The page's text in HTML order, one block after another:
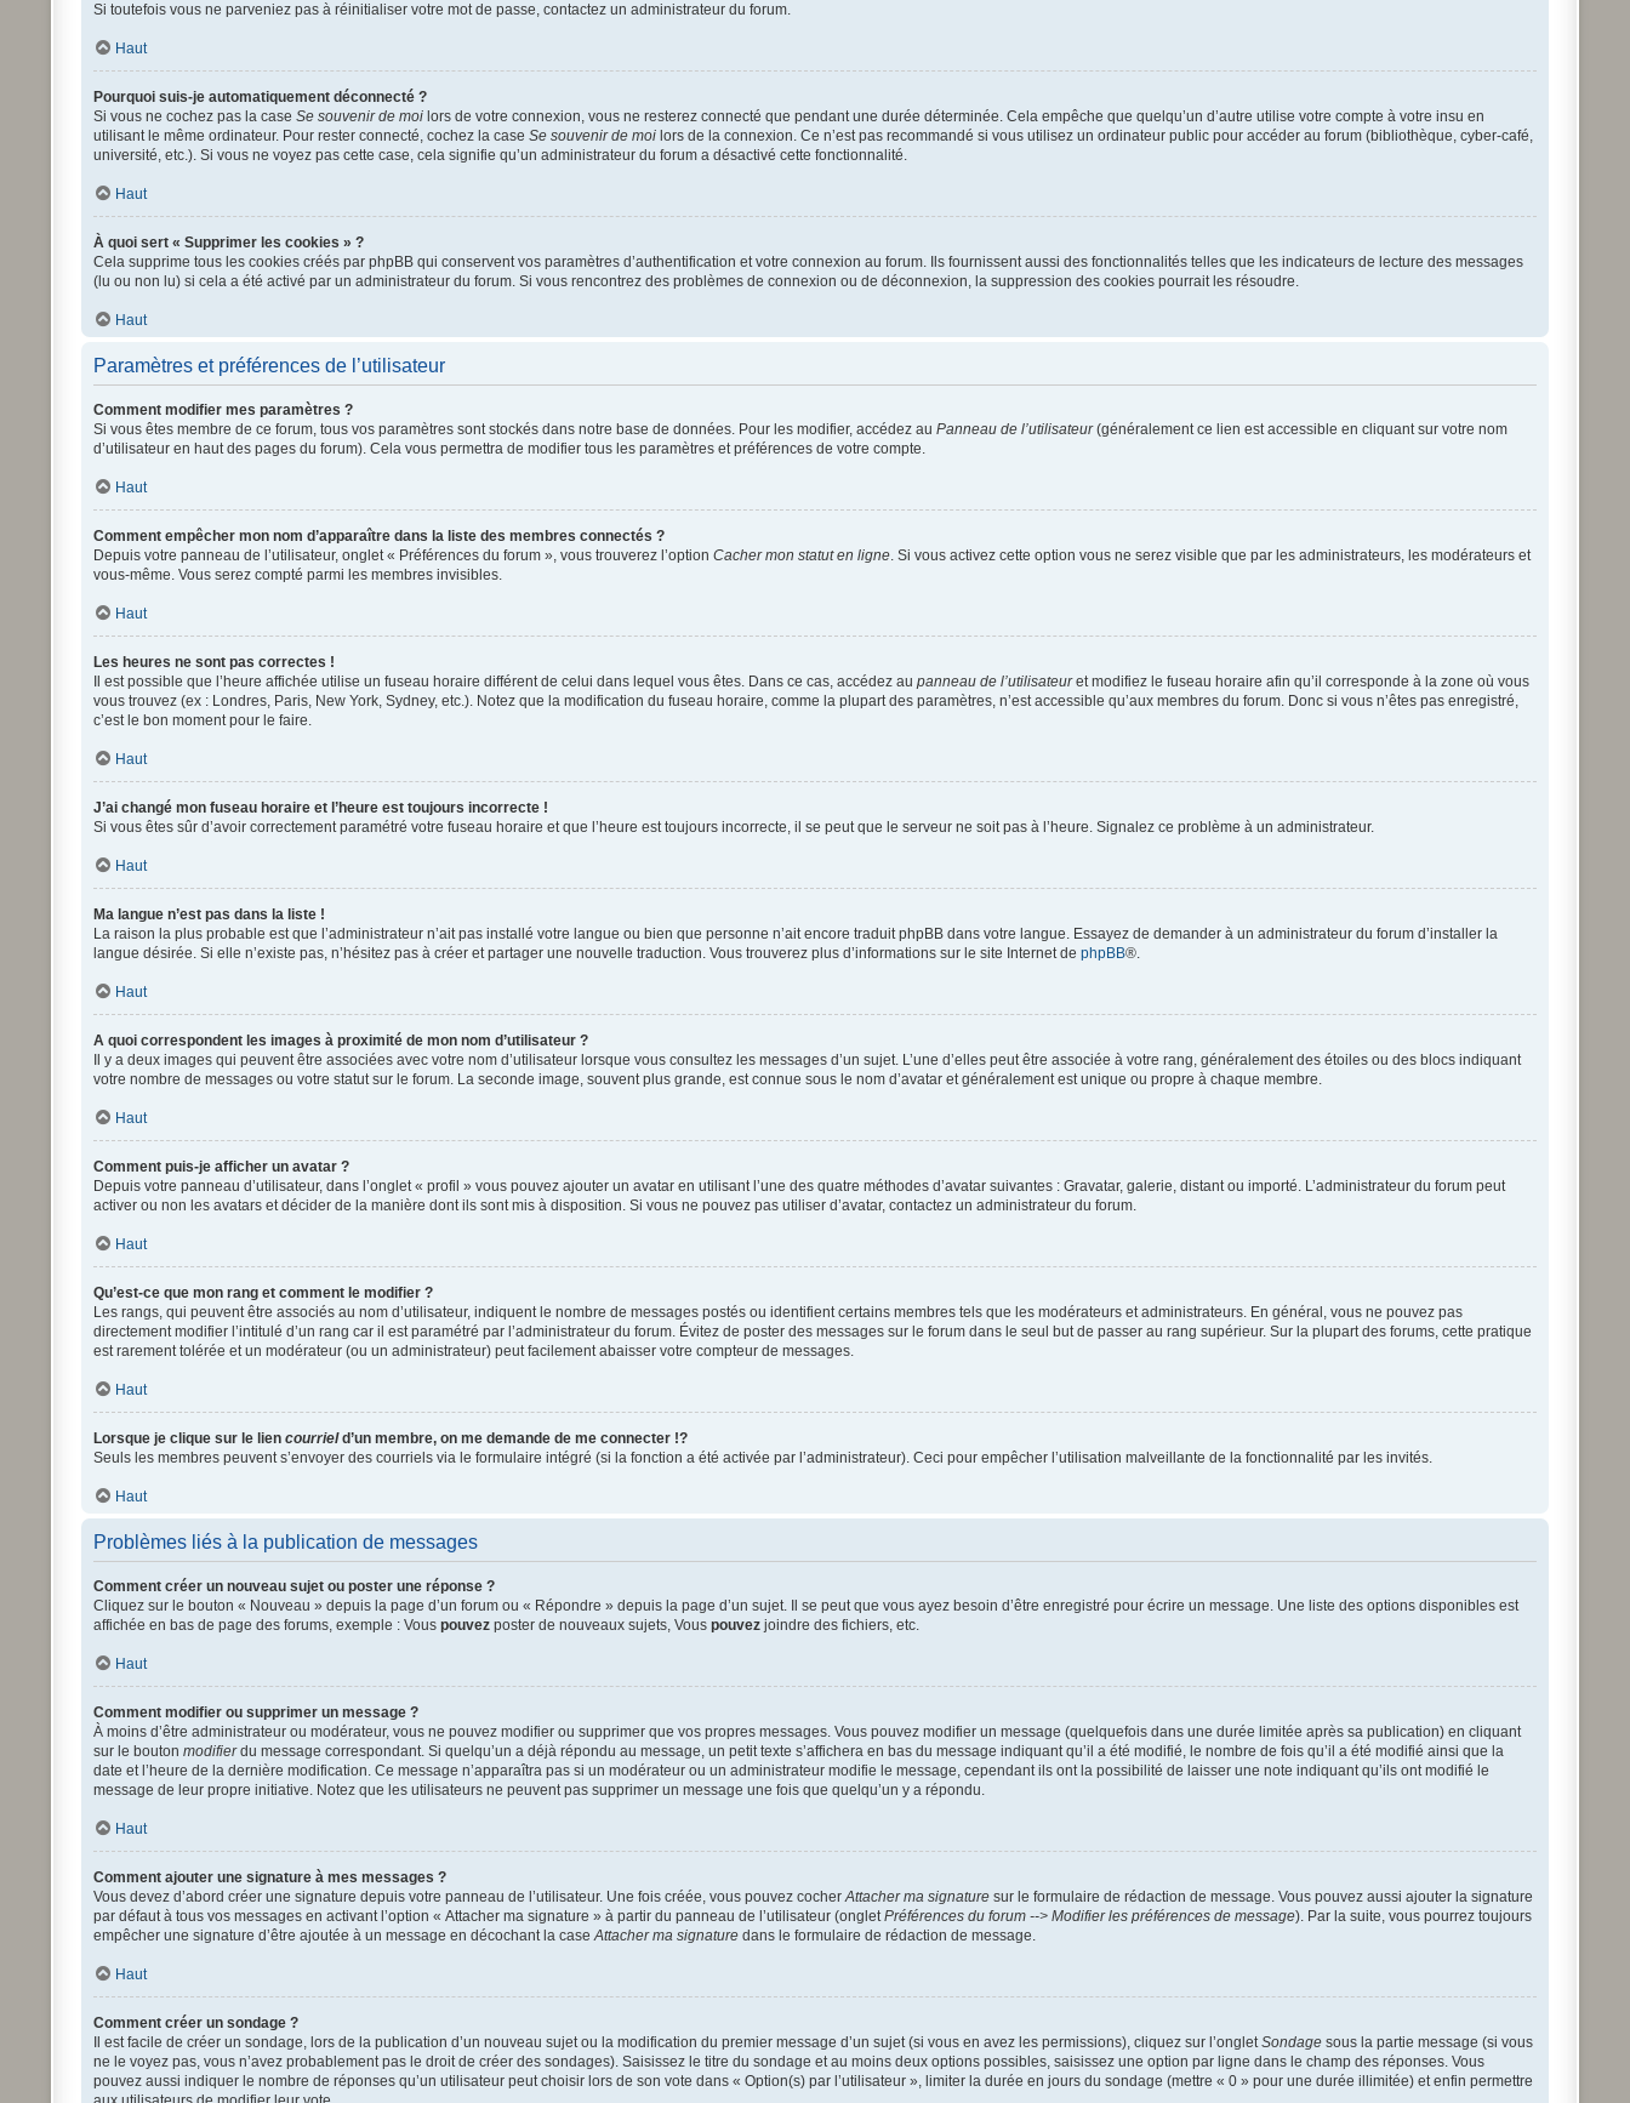
Si toutefois vous ne parveniez pas à réinitialiser votre mot de passe, contactez un administrateur du forum.
Haut
Pourquoi suis-je automatiquement déconnecté ?
Si vous ne cochez pas la caseSe souvenir de moi lors de votre connexion, vous ne resterez connecté que pendant une durée déterminée. Cela empêche que quelqu’un d’autre utilise votre compte à votre insu en
utilisant le même ordinateur. Pour rester connecté, cochez la caseSe souvenir de moi lors de la connexion. Ce n’est pas recommandé si vous utilisez un ordinateur public pour accéder au forum (bibliothèque, cyber-café,
université, etc.). Si vous ne voyez pas cette case, cela signifie qu’un administrateur du forum a désactivé cette fonctionnalité.
Haut
À quoi sert « Supprimer les cookies » ?
Cela supprime tous les cookies créés par phpBB qui conservent vos paramètres d’authentification et votre connexion au forum. Ils fournissent aussi des fonctionnalités telles que les indicateurs de lecture des messages
(lu ou non lu) si cela a été activé par un administrateur du forum. Si vous rencontrez des problèmes de connexion ou de déconnexion, la suppression des cookies pourrait les résoudre.
Haut
Paramètres et préférences de l’utilisateur
Comment modifier mes paramètres ?
Si vous êtes membre de ce forum, tous vos paramètres sont stockés dans notre base de données. Pour les modifier, accédez auPanneau de l’utilisateur(généralement ce lien est accessible en cliquant sur votre nom
d’utilisateur en haut des pages du forum). Cela vous permettra de modifier tous les paramètres et préférences de votre compte.
Haut
Comment empêcher mon nom d’apparaître dans la liste des membres connectés ?
Depuis votre panneau de l’utilisateur, onglet « Préférences du forum », vous trouverez l’optionCacher mon statut en ligne. Si vous activez cette option vous ne serez visible que par les administrateurs, les modérateurs et
vous-même. Vous serez compté parmi les membres invisibles.
Haut
Les heures ne sont pas correctes !
Il est possible que l’heure affichée utilise un fuseau horaire différent de celui dans lequel vous êtes. Dans ce cas, accédez aupanneau de l’utilisateuret modifiez le fuseau horaire afin qu’il corresponde à la zone où vous
vous trouvez (ex : Londres, Paris, New York, Sydney, etc.). Notez que la modification du fuseau horaire, comme la plupart des paramètres, n’est accessible qu’aux membres du forum. Donc si vous n’êtes pas enregistré,
c’est le bon moment pour le faire.
Haut
J’ai changé mon fuseau horaire et l’heure est toujours incorrecte !
Si vous êtes sûr d’avoir correctement paramétré votre fuseau horaire et que l’heure est toujours incorrecte, il se peut que le serveur ne soit pas à l’heure. Signalez ce problème à un administrateur.
Haut
Ma langue n’est pas dans la liste !
La raison la plus probable est que l’administrateur n’ait pas installé votre langue ou bien que personne n’ait encore traduit phpBB dans votre langue. Essayez de demander à un administrateur du forum d’installer la
langue désirée. Si elle n’existe pas, n’hésitez pas à créer et partager une nouvelle traduction. Vous trouverez plus d’informations sur le site Internet dephpBB®.
Haut
A quoi correspondent les images à proximité de mon nom d’utilisateur ?
Il y a deux images qui peuvent être associées avec votre nom d’utilisateur lorsque vous consultez les messages d’un sujet. L’une d’elles peut être associée à votre rang, généralement des étoiles ou des blocs indiquant
votre nombre de messages ou votre statut sur le forum. La seconde image, souvent plus grande, est connue sous le nom d’avatar et généralement est unique ou propre à chaque membre.
Haut
Comment puis-je afficher un avatar ?
Depuis votre panneau d’utilisateur, dans l’onglet « profil » vous pouvez ajouter un avatar en utilisant l’une des quatre méthodes d’avatar suivantes : Gravatar, galerie, distant ou importé. L’administrateur du forum peut
activer ou non les avatars et décider de la manière dont ils sont mis à disposition. Si vous ne pouvez pas utiliser d’avatar, contactez un administrateur du forum.
Haut
Qu’est-ce que mon rang et comment le modifier ?
Les rangs, qui peuvent être associés au nom d’utilisateur, indiquent le nombre de messages postés ou identifient certains membres tels que les modérateurs et administrateurs. En général, vous ne pouvez pas
directement modifier l’intitulé d’un rang car il est paramétré par l’administrateur du forum. Évitez de poster des messages sur le forum dans le seul but de passer au rang supérieur. Sur la plupart des forums, cette pratique
est rarement tolérée et un modérateur (ou un administrateur) peut facilement abaisser votre compteur de messages.
Haut
Lorsque je clique sur le liencourrield’un membre, on me demande de me connecter !?
Seuls les membres peuvent s’envoyer des courriels via le formulaire intégré (si la fonction a été activée par l’administrateur). Ceci pour empêcher l’utilisation malveillante de la fonctionnalité par les invités.
Haut
Problèmes liés à la publication de messages
Comment créer un nouveau sujet ou poster une réponse ?
Cliquez sur le bouton « Nouveau » depuis la page d’un forum ou « Répondre » depuis la page d’un sujet. Il se peut que vous ayez besoin d’être enregistré pour écrire un message. Une liste des options disponibles est
affichée en bas de page des forums, exemple : Vouspouvez poster de nouveaux sujets, Vouspouvez joindre des fichiers, etc.
Haut
Comment modifier ou supprimer un message ?
À moins d’être administrateur ou modérateur, vous ne pouvez modifier ou supprimer que vos propres messages. Vous pouvez modifier un message (quelquefois dans une durée limitée après sa publication) en cliquant
sur le boutonmodifierdu message correspondant. Si quelqu’un a déjà répondu au message, un petit texte s’affichera en bas du message indiquant qu’il a été modifié, le nombre de fois qu’il a été modifié ainsi que la
date et l’heure de la dernière modification. Ce message n’apparaîtra pas si un modérateur ou un administrateur modifie le message, cependant ils ont la possibilité de laisser une note indiquant qu’ils ont modifié le
message de leur propre initiative. Notez que les utilisateurs ne peuvent pas supprimer un message une fois que quelqu’un y a répondu.
Haut
Comment ajouter une signature à mes messages ?
Vous devez d’abord créer une signature depuis votre panneau de l’utilisateur. Une fois créée, vous pouvez cocherAttacher ma signature sur le formulaire de rédaction de message. Vous pouvez aussi ajouter la signature
par défaut à tous vos messages en activant l’option « Attacher ma signature » à partir du panneau de l’utilisateur (ongletPréférences du forum --> Modifier les préférences de message). Par la suite, vous pourrez toujours
empêcher une signature d’être ajoutée à un message en décochant la caseAttacher ma signature dans le formulaire de rédaction de message.
Haut
Comment créer un sondage ?
Il est facile de créer un sondage, lors de la publication d’un nouveau sujet ou la modification du premier message d’un sujet (si vous en avez les permissions), cliquez sur l’ongletSondage sous la partie message (si vous
ne le voyez pas, vous n’avez probablement pas le droit de créer des sondages). Saisissez le titre du sondage et au moins deux options possibles, saisissez une option par ligne dans le champ des réponses. Vous
pouvez aussi indiquer le nombre de réponses qu’un utilisateur peut choisir lors de son vote dans « Option(s) par l’utilisateur », limiter la durée en jours du sondage (mettre « 0 » pour une durée illimitée) et enfin permettre